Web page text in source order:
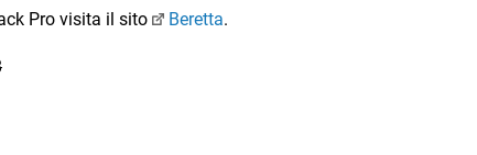
Pro visita il sito Beretta.